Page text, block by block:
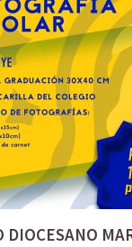
DIOCESANO